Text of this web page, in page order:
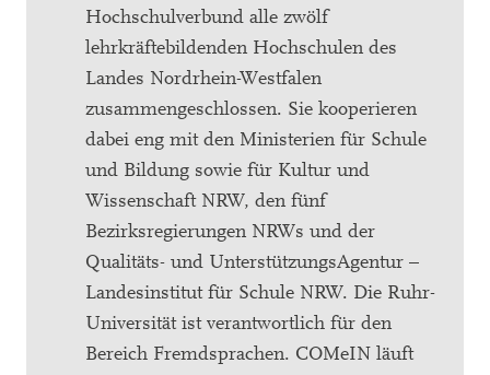
Hochschulverbund alle zwölf
lehrkräftebildenden Hochschulen des
Landes Nordrhein-Westfalen
zusammengeschlossen. Sie kooperieren
dabei eng mit den Ministerien für Schule
und Bildung sowie für Kultur und
Wissenschaft NRW, den fünf
Bezirksregierungen NRWs und der
Qualitäts- und UnterstützungsAgentur –
Landesinstitut für Schule NRW. Die Ruhr-
Universität ist verantwortlich für den
Bereich Fremdsprachen. COMeIN läuft